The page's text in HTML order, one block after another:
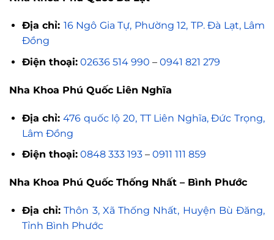
Địa chỉ: 16 Ngô Gia Tự, Phường 12, TP. Đà Lạt, Lâm
Đồng
Điện thoại: 02636 514 990 – 0941 821 279
Nha Khoa Phú Quốc Liên Nghĩa
Địa chỉ: 476 quốc lộ 20, TT Liên Nghĩa, Đức Trọng,
Lâm Đồng
Điện thoại: 0848 333 193– 0911 111 859
Nha Khoa Phú Quốc Thống Nhất – Bình Phước
Địa chỉ: Thôn 3, Xã Thống Nhất, Huyện Bù Đăng,
Tỉnh Bình Phước